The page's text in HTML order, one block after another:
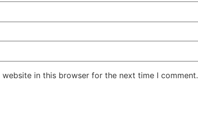
website in this browser for the next time I comment.